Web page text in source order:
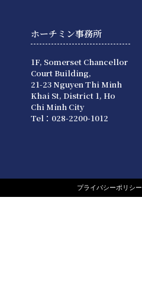
ホーチミン事務所
1F, Somerset Chancellor
Court Building,
21-23 Nguyen Thi Minh
Khai St, District 1, Ho
Chi Minh City
Tel：028-2200-1012
プライバシーポリシー